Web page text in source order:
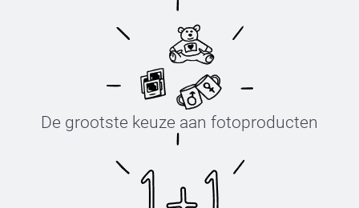
De grootste keuze aan fotoproducten